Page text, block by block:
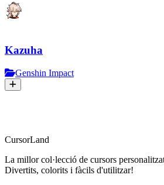
Kazuha
Genshin Impact
CursorLand
La millor col·lecció de cursors
Divertits, colorits i fàcils d'utilitzar!